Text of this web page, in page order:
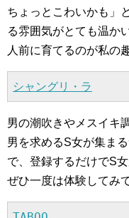
ちょっとこわいかも」
る雰囲気がとても温か
人前に育てるのが私の
シャングリ・ラ
男の潮吹きやメスイキ
男を求めるS女が集ま
で、登録するだけでS
ぜひ一度は体験してみ